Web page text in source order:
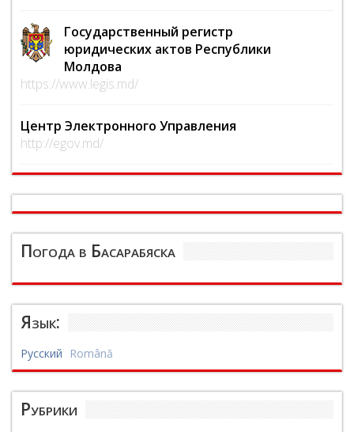
Государственный регистр
юридических актов Республики
Молдова
https://www.legis.md/
Центр Электронного Управления
http://egov.md/
Погода в Басарабяска
Язык:
Русский Română
Рубрики